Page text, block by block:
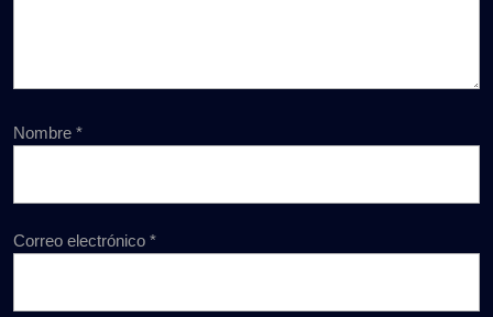
Nombre *
Correo electrónico *